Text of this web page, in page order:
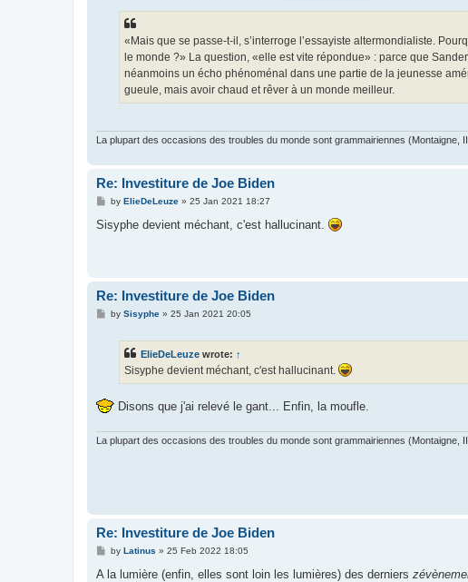
«Mais que se passe-t-il, s’interroge l’essayiste altermondialiste.
le monde ?» La question, «elle est vite répondue» : parce que
néanmoins un écho phénoménal dans une partie de la jeunesse
gueule, mais avoir chaud et rêver à un monde meilleur.
La plupart des occasions des troubles du monde sont grammairiennes (Montaigne,
Re: Investiture de Joe Biden
P
s
by ElieDeLeuze» 25 Jan 2021 18:27
Sisyphe devient méchant, c'est hallucinant.
Re: Investiture de Joe Biden
Pby Sisyphe» 25 Jan 2021 20:05
ElieDeLeuze wrote: ↑
Sisyphe devient méchant, c'est hallucinant.
Disons que j'ai relevé le gant... Enfin, la moufle.
La plupart des occasions des troubles du monde sont grammairiennes (Montaigne,
Re: Investiture de Joe Biden
P
s
by Latinus » 25 Feb 2022 18:05
A la lumière (enfin, elles sont loin les lumières) des derniers